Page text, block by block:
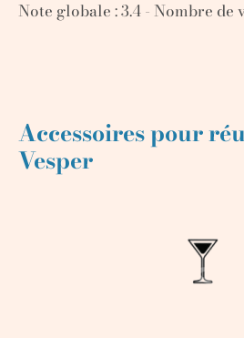
Note globale :3.4- Nombre de
Accessoires pour
Vesper